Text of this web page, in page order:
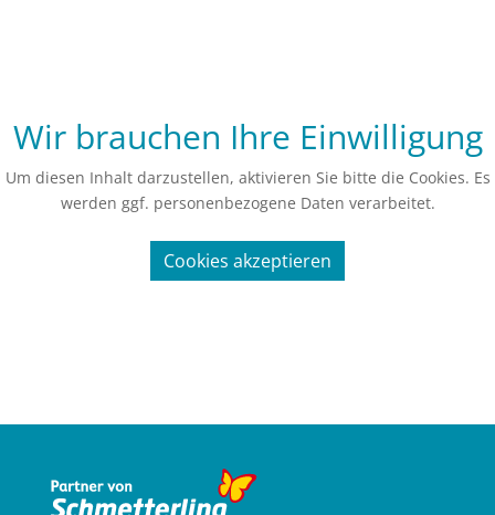
Wir brauchen Ihre Einwilligung
Um diesen Inhalt darzustellen, aktivieren Sie bitte die Cookies. Es
werden ggf. personenbezogene Daten verarbeitet.
Cookies akzeptieren